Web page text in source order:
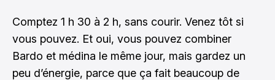
Comptez 1 h 30 à 2 h, sans courir. Venez tôt si
vous pouvez. Et oui, vous pouvez combiner
Bardo et médina le même jour, mais gardez un
peu d’énergie, parce que ça fait beaucoup de